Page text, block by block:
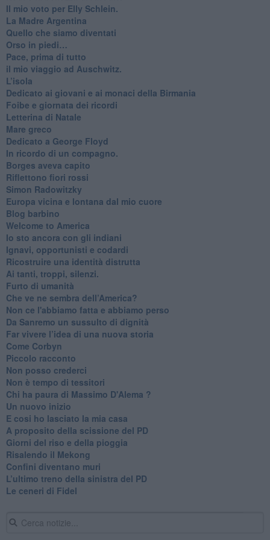
​Il mio voto per Elly Schlein.
​La Madre Argentina
Quello che siamo diventati
Orso in piedi…
​Pace, prima di tutto
​il mio viaggio ad Auschwitz.
​L’isola
Dedicato ai giovani e ai monaci della Birmania
​Foibe e giornata dei ricordi
Letterina di Natale
Mare greco
​Dedicato a George Floyd
​In ricordo di un compagno.
Borges aveva capito
Riflettono fiori rossi
Simon Radowitzky
Europa vicina e lontana dal mio cuore
Blog barbino
Welcome to America
​Io sto ancora con gli indiani
​Ignavi, opportunisti e codardi
Ricostruire una identità distrutta
Ai tanti, troppi, silenzi.
​Furto di umanità
​Che ve ne sembra dell’America?
Non ce l'abbiamo fatta e abbiamo perso
​Da Sanremo un sussulto di dignità
Far vivere l’idea di una nuova storia
Come Corbyn
Piccolo racconto
Non posso crederci
Non è tempo di tessitori
Chi ha paura di Massimo D'Alema ?
Un nuovo inizio
​E cosi ho lasciato la mia casa
A proposito della scissione del PD
​Giorni del riso e della pioggia
Risalendo il Mekong
Confini diventano muri
L’ultimo treno della sinistra del PD
Le ceneri di Fidel